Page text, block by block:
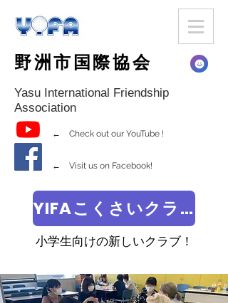
野洲市国際協会
Yasu International Friendship
Association
← Check out our YouTube !
← Visit us on Facebook!
YIFAこくさいクラブ
小学生向けの新しいクラブ！